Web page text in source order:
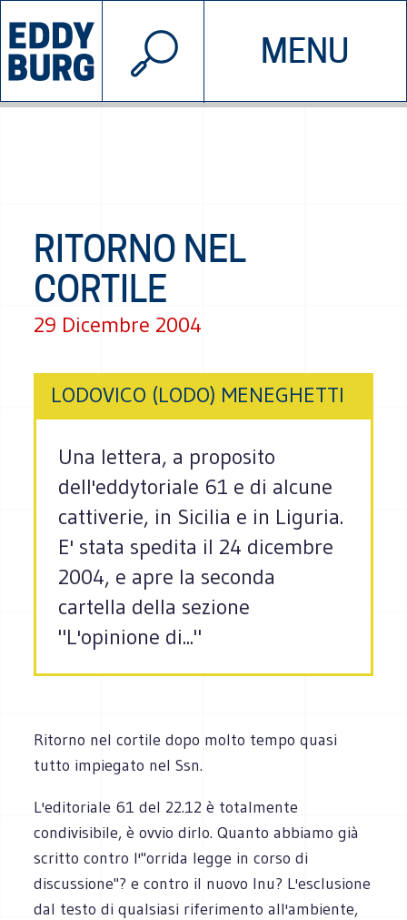
MENU
INIZIATIVE CHI SIAMO
© 2026 EDDYBURG
RITORNO NEL
CORTILE
29 Dicembre 2004
LODOVICO (LODO) MENEGHETTI
Una lettera, a proposito
dell'eddytoriale 61 e di alcune
cattiverie, in Sicilia e in Liguria.
E' stata spedita il 24 dicembre
2004, e apre la seconda
cartella della sezione
"L'opinione di..."
Ritorno nel cortile dopo molto tempo quasi
tutto impiegato nel Ssn.
L'editoriale 61 del 22.12 è totalmente
condivisibile, è ovvio dirlo. Quanto abbiamo già
scritto contro l'"orrida legge in corso di
discussione"? e contro il nuovo Inu? L'esclusione
dal testo di qualsiasi riferimento all'ambiente,